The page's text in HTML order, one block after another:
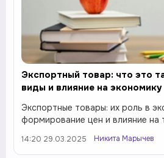
Экспортный товар: что это
виды и влияние на экономику
Экспортные товары: их роль в
формирование цен и влияние на
14:20 29.03.2025 Никита Марычев